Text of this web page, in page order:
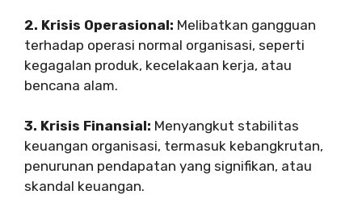
2. Krisis Operasional: Melibatkan gangguan
terhadap operasi normal organisasi, seperti
kegagalan produk, kecelakaan kerja, atau
bencana alam.
3. Krisis Finansial: Menyangkut stabilitas
keuangan organisasi, termasuk kebangkrutan,
penurunan pendapatan yang signifikan, atau
skandal keuangan.